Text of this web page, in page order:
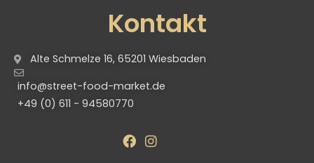
Kontakt
Alte Schmelze 16, 65201 Wiesbaden
info@street-food-market.de
+49 (0) 611 - 94580770